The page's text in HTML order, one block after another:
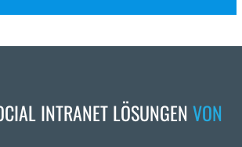
INTRANET LÖSUNGENVON